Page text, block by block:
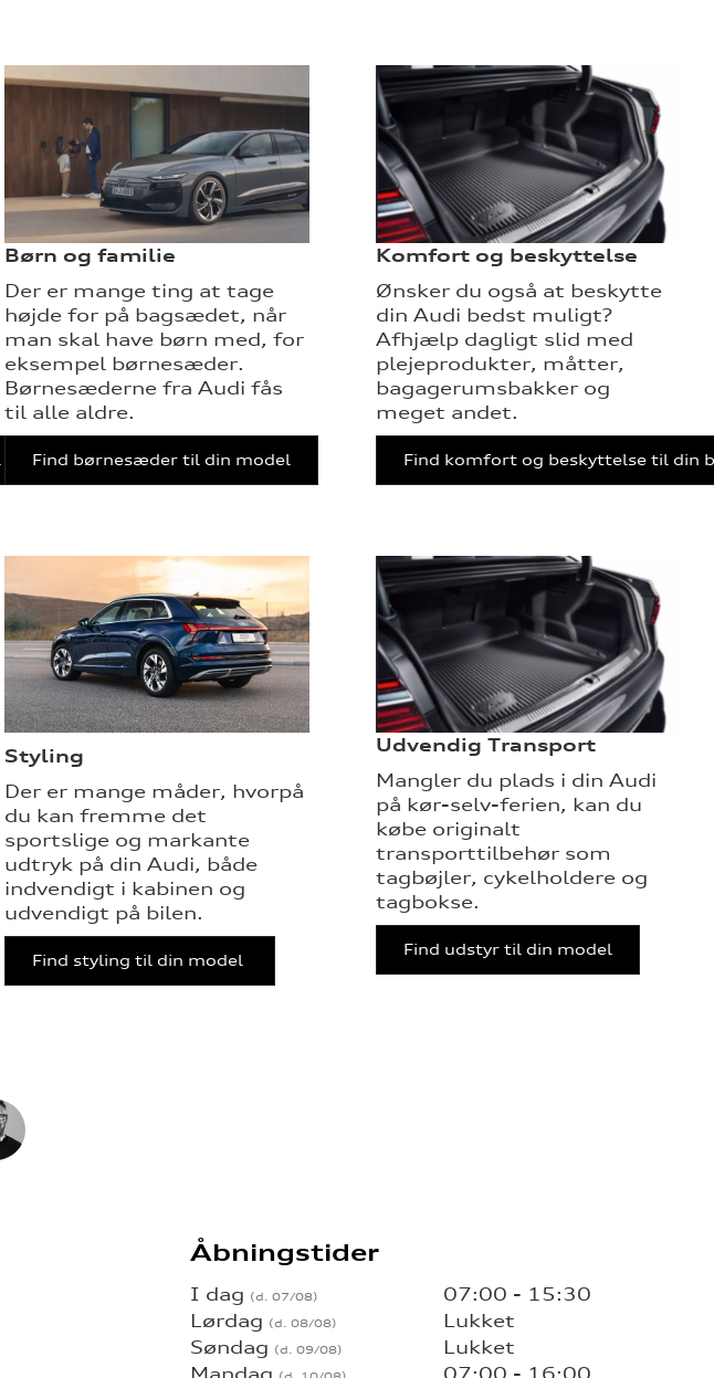
Børn og familie
Der er mange ting at tage
højde for på bagsædet, når
man skal have børn med, for
eksempel børnesæder.
Børnesæderne fra Audi fås
til alle aldre.
Find børnesæder til din model
Komfort og beskyttelse
Ønsker du også at beskytte
din Audi bedst muligt?
Afhjælp dagligt slid med
plejeprodukter, måtter,
bagagerumsbakker og
meget andet.
Find komfort og beskyttelse til din
Styling
Der er mange måder, hvorpå
du kan fremme det
sportslige og markante
udtryk på din Audi, både
indvendigt i kabinen og
udvendigt på bilen.
Find styling til din model
Udvendig Transport
Mangler du plads i din Audi
på kør-selv-ferien, kan du
købe originalt
transporttilbehør som
tagbøjler, cykelholdere og
tagbokse.
Find udstyr til din model
Åbningstider
I dag
07:00 - 15:30
Lørdag
Lukket
Søndag
Lukket
Mandag
07:00 - 16:00